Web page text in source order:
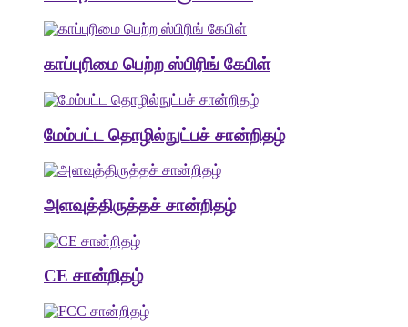
காப்புரிமை பெற்ற ஸ்பிரிங் கேபிள்
மேம்பட்ட தொழில்நுட்பச் சான்றிதழ்
அளவுத்திருத்தச் சான்றிதழ்
CE சான்றிதழ்